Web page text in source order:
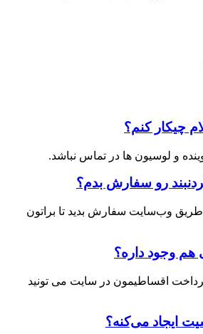
چیکار کنم؟
و لوسیون ها در تماس نباشد.
رو سفارش بدم؟
وب‌سایت سفارش بدید تا براتون
هم وجود داره؟
پرداخت اقساطیمون در سایت می تونید
ایجاد می‌کنه؟